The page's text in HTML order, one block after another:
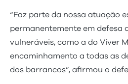
“Faz parte da nossa atuação
permanentemente em defesa
vulneráveis, como a do Viver
encaminhamento a todas as
dos barrancos”, afirmou o